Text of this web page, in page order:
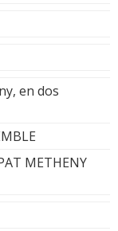
en dos
METHENY